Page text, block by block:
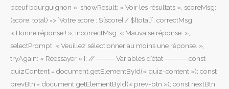
bœuf bourguignon », showResult: « Voir les résultats », scoreMsg:
(score, total) => `Votre score : ${score} / ${total}`, correctMsg:
« Bonne réponse ! », incorrectMsg: « Mauvaise réponse. »,
selectPrompt: « Veuillez sélectionner au moins une réponse. »,
tryAgain: « Réessayer » }; // ——— Variables d’état ———– const
quizContent = document.getElementById(« quiz-content »); const
prevBtn = document.getElementById(« prev-btn »); const nextBtn